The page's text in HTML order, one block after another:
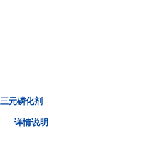
三元磷化剂
详情说明